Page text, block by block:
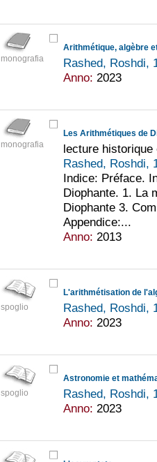
monografia
Arithmétique, algèbre
Rashed, Roshdi,
Anno: 2023
monografia
Les Arithmétiques de
lecture historique
Rashed, Roshdi,
Indice: Préface.
Diophante. 1. La
Diophante 3.
Appendice:...
Anno: 2013
spoglio
L'arithmétisation de
Rashed, Roshdi,
Anno: 2023
spoglio
Astronomie et
Rashed, Roshdi,
Anno: 2023